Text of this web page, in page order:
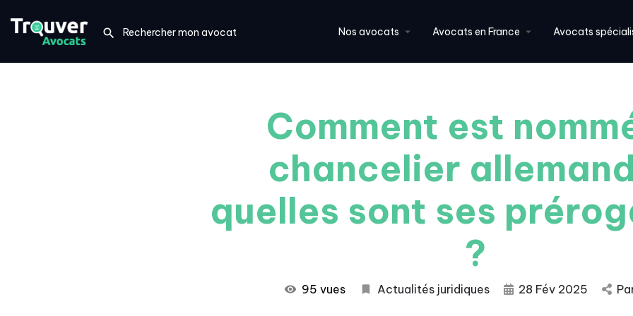
Nos avocats Avocats en France Avocats
Comment est
chancelier
quelles sont ses
?
95 vues Actualités juridiques 28 Fév 2025